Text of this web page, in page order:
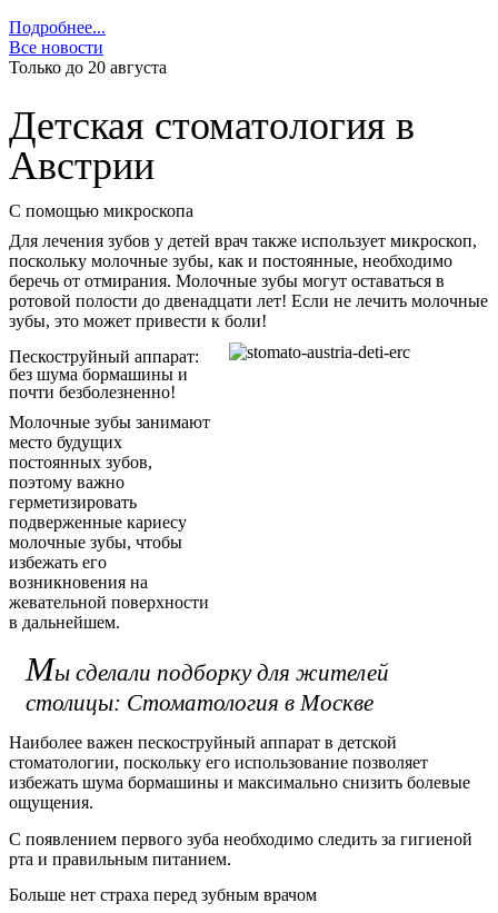
Подробнее...
Все новости
Только до 20 августа
Детская стоматология в
Австрии
С помощью микроскопа
Для лечения зубов у детей врач также использует микроскоп,
поскольку молочные зубы, как и постоянные, необходимо
беречь от отмирания. Молочные зубы могут оставаться в
ротовой полости до двенадцати лет! Если не лечить молочные
зубы, это может привести к боли!
Пескоструйный аппарат:
без шума бормашины и
почти безболезненно!
Молочные зубы занимают
место будущих
постоянных зубов,
поэтому важно
герметизировать
подверженные кариесу
молочные зубы, чтобы
избежать его
возникновения на
жевательной поверхности
в дальнейшем.
Мы сделали подборку для жителей
столицы: Стоматология в Москве
Наиболее важен пескоструйный аппарат в детской
стоматологии, поскольку его использование позволяет
избежать шума бормашины и максимально снизить болевые
ощущения.
С появлением первого зуба необходимо следить за гигиеной
рта и правильным питанием.
Больше нет страха перед зубным врачом